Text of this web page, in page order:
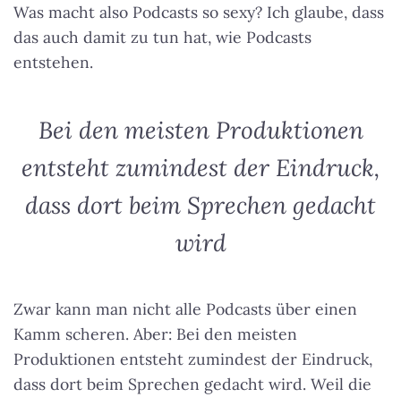
Was macht also Podcasts so sexy? Ich glaube, dass
das auch damit zu tun hat, wie Podcasts
entstehen.
Bei den meisten Produktionen
entsteht zumindest der Eindruck,
dass dort beim Sprechen gedacht
wird
Zwar kann man nicht alle Podcasts über einen
Kamm scheren. Aber: Bei den meisten
Produktionen entsteht zumindest der Eindruck,
dass dort beim Sprechen gedacht wird. Weil die